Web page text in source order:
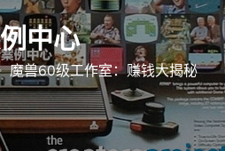
中心
魔兽60级工作室：赚钱大揭秘